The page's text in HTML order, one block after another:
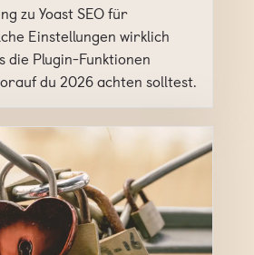
zu Yoast SEO für
Einstellungen wirklich
die Plugin-Funktionen
du 2026 achten solltest.